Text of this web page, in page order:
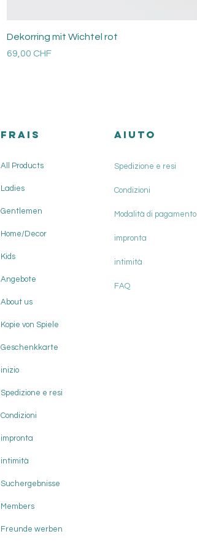
Dekorring mit Wichtel rot
Prezzo
69,00 CHF
FRAIS
All Products
Ladies
Gentlemen
Home/Decor
Kids
Angebote
About us
Kopie von Spiele
Geschenkkarte
inizio
Spedizione e resi
Condizioni
impronta
intimità
Suchergebnisse
Members
Freunde werben
AIUTO
Spedizione e resi
Condizioni
Modalità di pagamento
impronta
intimità
FAQ